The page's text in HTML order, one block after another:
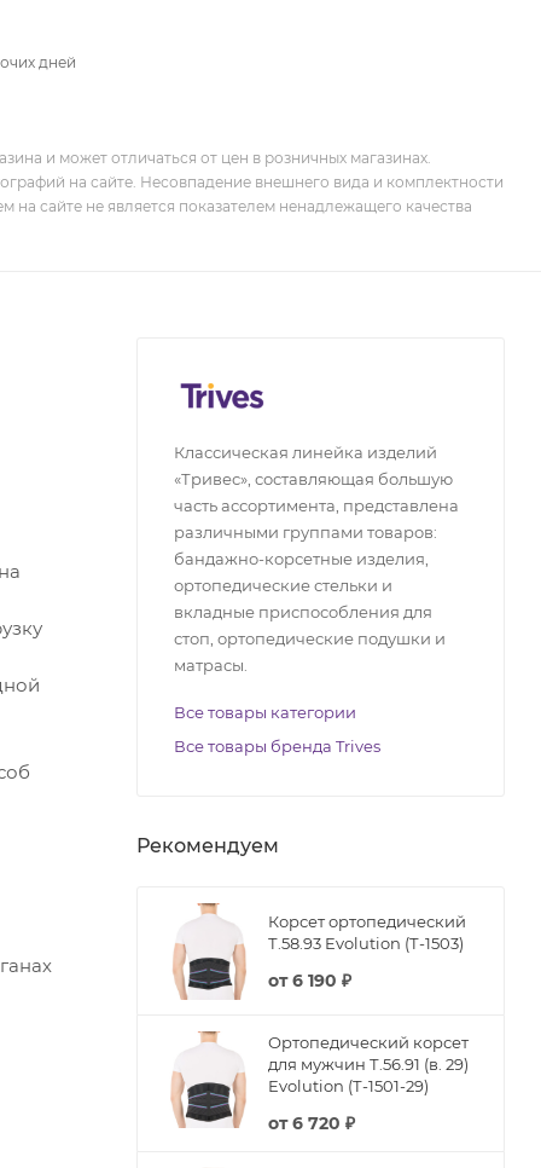
дней
и может отличаться от цен в розничных магазинах.
на сайте. Несовпадение внешнего вида и комплектности
на сайте не является показателем ненадлежащего качества
Классическая линейка изделий
«Тривес», составляющая большую
часть ассортимента, представлена
различными группами товаров:
бандажно-корсетные изделия,
ортопедические стельки и
вкладные приспособления для
стоп, ортопедические подушки и
матрасы.
Все товары категории
Все товары бренда Trives
Рекомендуем
Корсет ортопедический
Т.58.93 Evolution (Т-1503)
от6 190 ₽
Ортопедический корсет
для мужчин Т.56.91 (в. 29)
Evolution (Т-1501-29)
от6 720 ₽